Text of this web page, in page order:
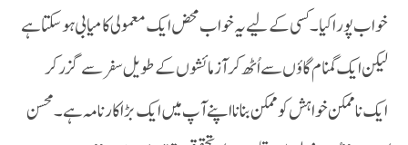
خواب پورا کیا۔ کسی کے لیے یہ خواب محض ایک معمولی کامیابی ہوسکتا ہے
لیکن ایک گمنام گاؤں سے اُٹھ کر آزمائشوں کے طویل سفر سے گزر کر
ایک ناممکن خواہش کو ممکن بنانا اپنے آپ میں ایک بڑا کارنامہ ہے۔ محسن